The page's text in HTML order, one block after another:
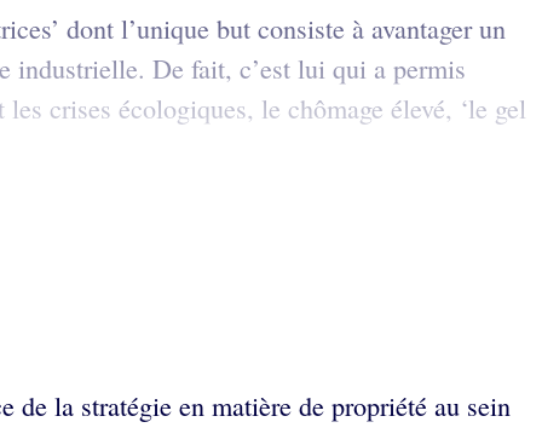
dont l’unique but consiste à avantager un
industrielle. De fait, c’est lui qui a permis
crises écologiques, le chômage élevé, ‘le gel
de la stratégie en matière de propriété au sein